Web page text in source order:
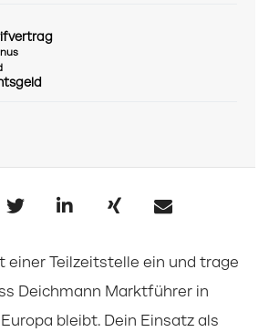
einer Teilzeitstelle ein und trage
Deichmann Marktführer in
bleibt. Dein Einsatz als